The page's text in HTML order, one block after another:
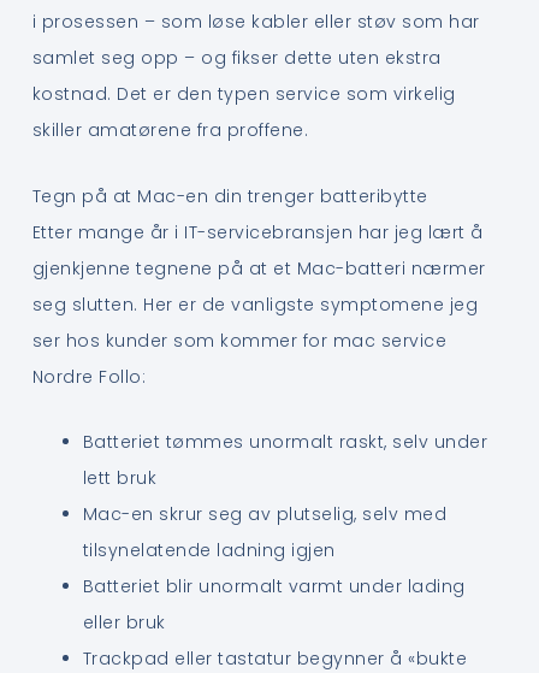
i prosessen – som løse kabler eller støv som har
samlet seg opp – og fikser dette uten ekstra
kostnad. Det er den typen service som virkelig
skiller amatørene fra proffene.
Tegn på at Mac-en din trenger batteribytte
Etter mange år i IT-servicebransjen har jeg lært å
gjenkjenne tegnene på at et Mac-batteri nærmer
seg slutten. Her er de vanligste symptomene jeg
ser hos kunder som kommer for mac service
Nordre Follo:
Batteriet tømmes unormalt raskt, selv under
lett bruk
Mac-en skrur seg av plutselig, selv med
tilsynelatende ladning igjen
Batteriet blir unormalt varmt under lading
eller bruk
Trackpad eller tastatur begynner å «bukte